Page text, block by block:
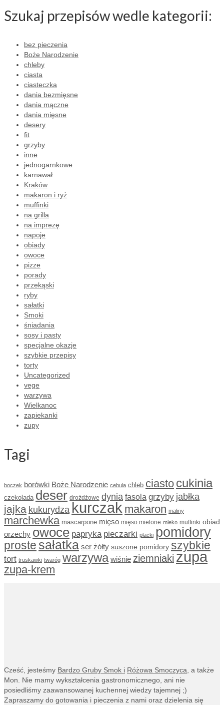
Szukaj przepisów wedle kategorii:
bez pieczenia
Boże Narodzenie
chleby
ciasta
ciasteczka
dania bezmięsne
dania mączne
dania mięsne
desery
fit
grzyby
inne
jednogarnkowe
karnawał
Kraków
makaron i ryż
muffinki
na grilla
na imprezę
napoje
obiady
owoce
pizze
porady
przekąski
ryby
sałatki
Smoki
śniadania
sosy i pasty
specjalne okazje
szybkie przepisy
torty
Uncategorized
vege
warzywa
Wielkanoc
zapiekanki
zupy
Tagi
boczek borówki Boże Narodzenie cebula chleb ciasto cukinia
czekolada deser drożdżowe dynia fasola grzyby jabłka
jajka kukurydza kurczak makaron maliny
marchewka mascarpone mięso mięso mielone mleko muffinki obiad
orzechy owoce papryka pieczarki placki pomidory
proste sałatka ser żółty suszone pomidory szybkie
tort truskawki twaróg warzywa wiśnie ziemniaki zupa
zupa-krem
Cześć, jesteśmy Bardzo Gruby Smok i Różowa Smoczyca, a także
Mon. Nie mamy wykształcenia gastronomicznego, ani nie
posiedliśmy zaawansowanej kuchennej wiedzy tajemnej ;)
Zapraszamy do gotowania i pieczenia z nami oraz dzielenia się